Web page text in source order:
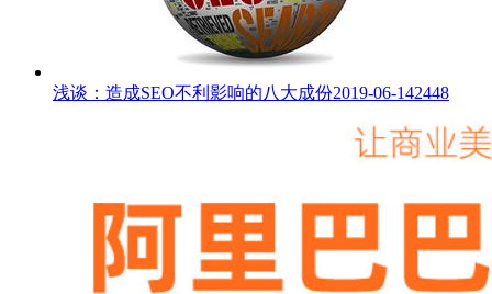
浅谈：造成SEO不利影响的八大成份2019-06-142448